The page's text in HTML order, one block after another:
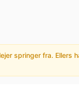
springer fra. Ellers